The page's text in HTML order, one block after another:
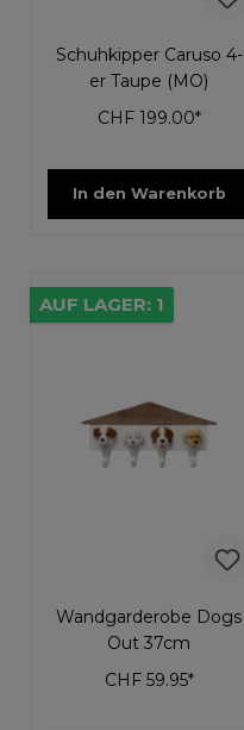
Schuhkipper Caruso 4-
er Taupe (MO)
CHF 199.00*
In den Warenkorb
AUF LAGER: 1
Wandgarderobe Dogs
Out 37cm
CHF 59.95*